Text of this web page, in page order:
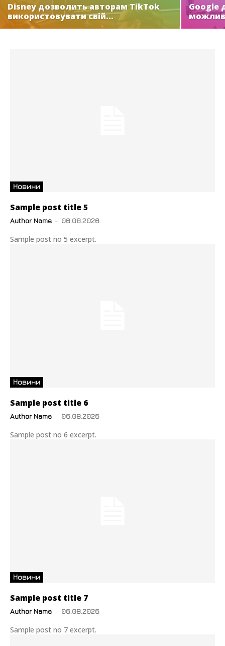
Disney дозволить авторам TikTok
використовувати свій...
Google
Новини
Sample post title 5
Author Name - 06.08.2026
Sample post no 5 excerpt.
Новини
Sample post title 6
Author Name - 06.08.2026
Sample post no 6 excerpt.
Новини
Sample post title 7
Author Name - 06.08.2026
Sample post no 7 excerpt.